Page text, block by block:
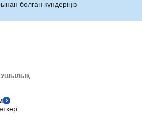
болған күндеріңіз